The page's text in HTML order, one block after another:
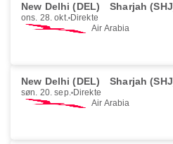
New Delhi (DEL) Sharjah
ons. 28. okt. Direkte
Air Arabia
New Delhi (DEL) Sharjah
søn. 20. sep. Direkte
Air Arabia